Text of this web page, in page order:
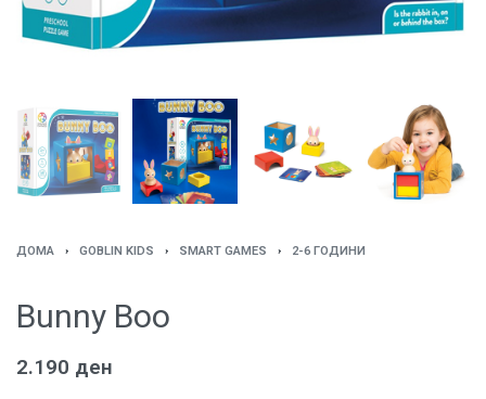
ДОМА › GOBLIN KIDS › SMART GAMES › 2-6 ГОДИНИ
Bunny Boo
2.190 ден